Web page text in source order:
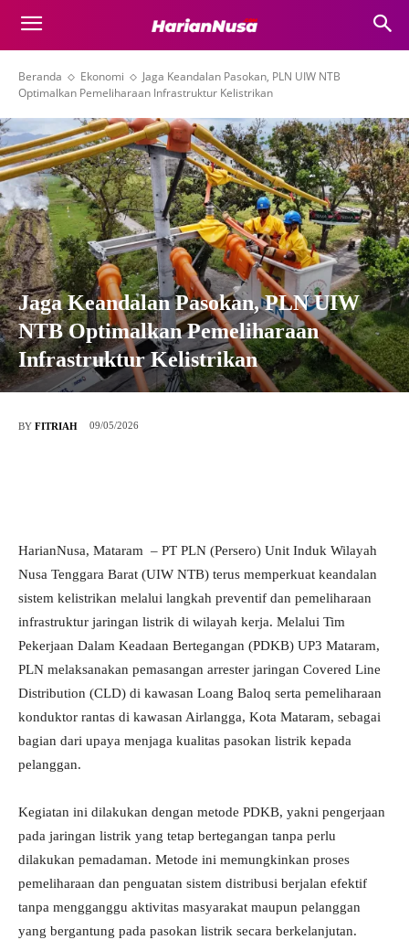
Beranda Ekonomi
Jaga Keandalan Pasokan, PLN UIW NTB
Optimalkan Pemeliharaan Infrastruktur Kelistrikan
Jaga Keandalan Pasokan, PLN UIW
NTB Optimalkan Pemeliharaan
Infrastruktur Kelistrikan
BY FITRIAH 09/05/2026
HarianNusa, Mataram – PT PLN (Persero) Unit Induk Wilayah
Nusa Tenggara Barat (UIW NTB) terus memperkuat keandalan
sistem kelistrikan melalui langkah preventif dan pemeliharaan
infrastruktur jaringan listrik di wilayah kerja. Melalui Tim
Pekerjaan Dalam Keadaan Bertegangan (PDKB) UP3 Mataram,
PLN melaksanakan pemasangan arrester jaringan Covered Line
Distribution (CLD) di kawasan Loang Baloq serta pemeliharaan
konduktor rantas di kawasan Airlangga, Kota Mataram, sebagai
bagian dari upaya menjaga kualitas pasokan listrik kepada
pelanggan.
Kegiatan ini dilakukan dengan metode PDKB, yakni pengerjaan
pada jaringan listrik yang tetap bertegangan tanpa perlu
dilakukan pemadaman. Metode ini memungkinkan proses
pemeliharaan dan penguatan sistem distribusi berjalan efektif
tanpa mengganggu aktivitas masyarakat maupun pelanggan
yang bergantung pada pasokan listrik secara berkelanjutan.